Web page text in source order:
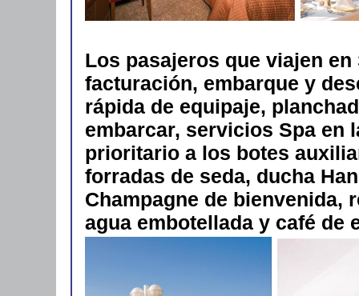
Los pasajeros que viajen
facturación, embarque y
rápida de equipaje,
embarcar, servicios Spa en
prioritario a los botes
forradas de seda, ducha
Champagne de bienvenida,
agua embotellada y café de